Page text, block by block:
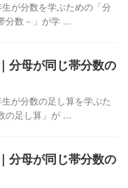
が分数を学ぶための「分
分数－」が学 ...
分母が同じ帯分数の
が分数の足し算を学ぶた
の足し算」が ...
分母が同じ帯分数の